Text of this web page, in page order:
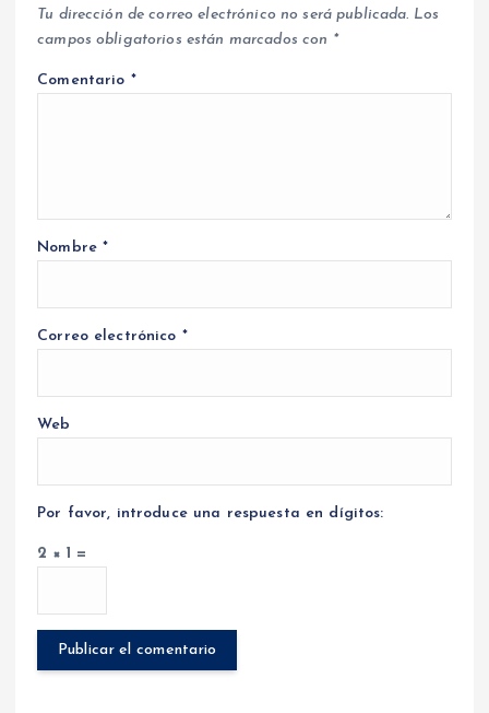
Tu dirección de correo electrónico no será publicada. Los
campos obligatorios están marcados con *
Comentario *
Nombre*
Correo electrónico *
Web
Por favor, introduce una respuesta en dígitos:
2 × 1 =